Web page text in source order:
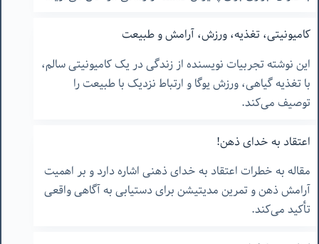
کامیونیتی، تغذیه، ورزش، آرامش و طبیعت
این نوشته تجربیات نویسنده از زندگی در یک کامیونیتی سالم،
با تغذیه گیاهی، ورزش یوگا و ارتباط نزدیک با طبیعت را
توصیف می‌کند.
اعتقاد به خدای ذهن!
مقاله به خطرات اعتقاد به خدای ذهنی اشاره دارد و بر اهمیت
آرامش ذهن و تمرین مدیتیشن برای دستیابی به آگاهی واقعی
تأکید می‌کند.